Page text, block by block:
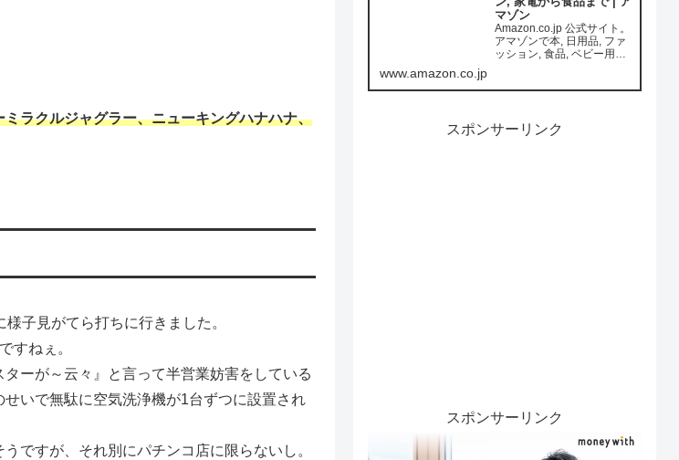
ラクルジャグラー、ニューキングハナハナ、
子見がてら打ちに行きました。
すねぇ。
ーが～云々』と言って半営業妨害をしている
いで無駄に空気洗浄機が1台ずつに設置され
ですが、それ別にパチンコ店に限らないし。
マゾン
Amazon.co.jp 公式サイト。
アマゾンで本, 日用品, ファ
ッション, 食品, ベビー用品,
送無料(一部を除く)
www.amazon.co.jp
スポンサーリンク
スポンサーリンク